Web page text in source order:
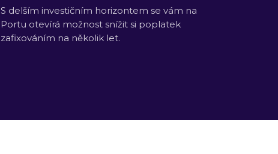
S delším investičním horizontem se vám na
Portu otevírá možnost snížit si poplatek
zafixováním na několik let.